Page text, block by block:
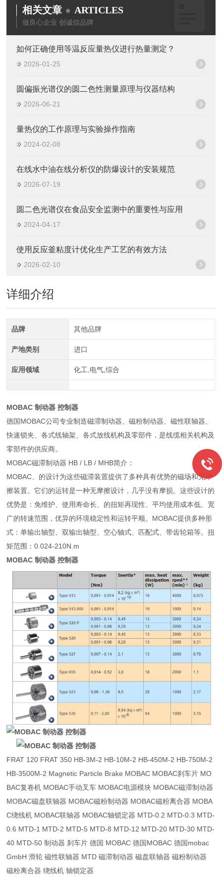
相关文章 ARTICLES
做良心企业 创诚信品牌
如何正确使用等温反应量热仪进行热量测定？
2026-01-25
圆偏振光谱仪的圆二色性测量原理与仪器结构
2026-06-21
量热仪的工作原理与实验操作指南
2024-02-08
在线水中油在线分析仪的防爆设计的安装规范
2026-07-19
圆二色光谱仪在食品安全监测中的重要性与应用
2024-04-17
使用反应釜粘度计优化生产工艺的有效方法
2026-02-10
详细介绍
品牌 其他品牌
产地类别 进口
应用领域 化工,电气,综合
MOBAC 制动器 控制器
德国MOBAC公司专业制造磁滞制动器、磁粉制动器、磁性联轴器、
快速锁夹、各式线轴架、各式放线机构及零部件，是线缆相关机构及
零部件的供应商。
MOBAC磁滞制动器 HB / LB / MHB简介：
MOBAC、的设计为这些磁滞装置提供了多种具有优势的磁场和无摩
擦装置。它们的运转是一种无摩擦设计，几乎没有摩损。这些设计的
优势是：免维护、使用寿命长、的扭矩再现性、平均使用成本低、宽
广的转速范围，优异的环境稳定性和运转平顺。MOBAC提供多种形
式：单输出轴型、双输出轴型、空心轴式、匹配式、带齿轮箱等。扭
矩范围：0.024-210N.m
MOBAC 制动器 控制器
FRAT 120 FRAT 350 HB-3M-2 HB-10M-2 HB-450M-2 HB-750M-2
HB-3500M-2 Magnetic Particle Brake MOBAC MOBAC刹车片 MO
BAC复卷机 MOBAC手动叉车 MOBAC电源模块 MOBAC磁滞制动器
MOBAC磁盘联轴器 MOBAC磁粉制动器 MOBAC磁粉离合器 MOBA
C绕线机 MOBAC联轴器 MOBAC轴锁定器 MTD-0.2 MTD-0.3 MTD-
0.6 MTD-1 MTD-2 MTD-5 MTD-8 MTD-12 MTD-20 MTD-30 MTD-
40 MTD-50 制动器 刹车片 德国 MOBAC 德国MOBAC 德国mobac
GmbH 滑轮 磁性联轴器 MTD 磁滞制动器 磁盘联轴器 磁粉制动器
磁粉离合器 绕线机 轴锁定器